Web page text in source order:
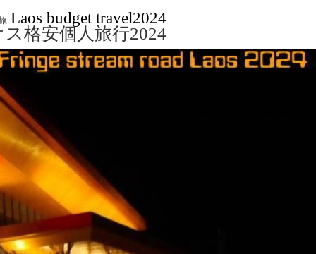
Laos budget travel2024
ス格安個人旅行2024